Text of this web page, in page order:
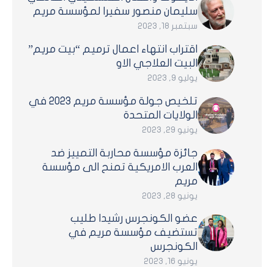
سليمان منصور سفيرا لمؤسسة مريم
سبتمبر 18, 2023
اقتراب انتهاء اعمال ترميم “بيت مريم”
البيت العلاجي الاو
يوليو 9, 2023
تلخيص جولة مؤسسة مريم 2023 في
الولايات المتحدة
يونيو 29, 2023
جائزة مؤسسة محاربة التمييز ضد
العرب الامريكية تمنح الى مؤسسة
مريم
يونيو 28, 2023
عضو الكونجرس رشيدا طليب
تستضيف مؤسسة مريم في
الكونجرس
يونيو 16, 2023